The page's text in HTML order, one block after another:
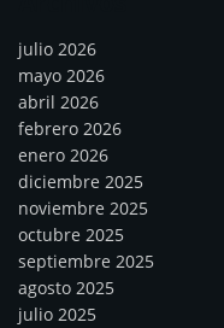
julio 2026
mayo 2026
abril 2026
febrero 2026
enero 2026
diciembre 2025
noviembre 2025
octubre 2025
septiembre 2025
agosto 2025
julio 2025